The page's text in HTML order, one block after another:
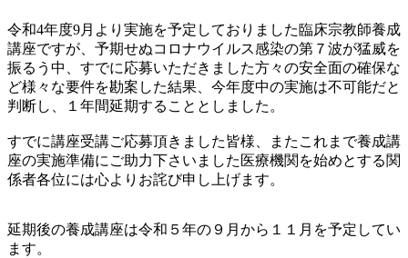
令和4年度9月より実施を予定しておりました臨床宗教師養成
講座ですが、予期せぬコロナウイルス感染の第７波が猛威を
振るう中、すでに応募いただきました方々の安全面の確保な
ど様々な要件を勘案した結果、今年度中の実施は不可能だと
判断し、１年間延期することとしました。
すでに講座受講ご応募頂きました皆様、またこれまで養成講
座の実施準備にご助力下さいました医療機関を始めとする関
係者各位には心よりお詫び申し上げます。
延期後の養成講座は令和５年の９月から１１月を予定してい
ます。